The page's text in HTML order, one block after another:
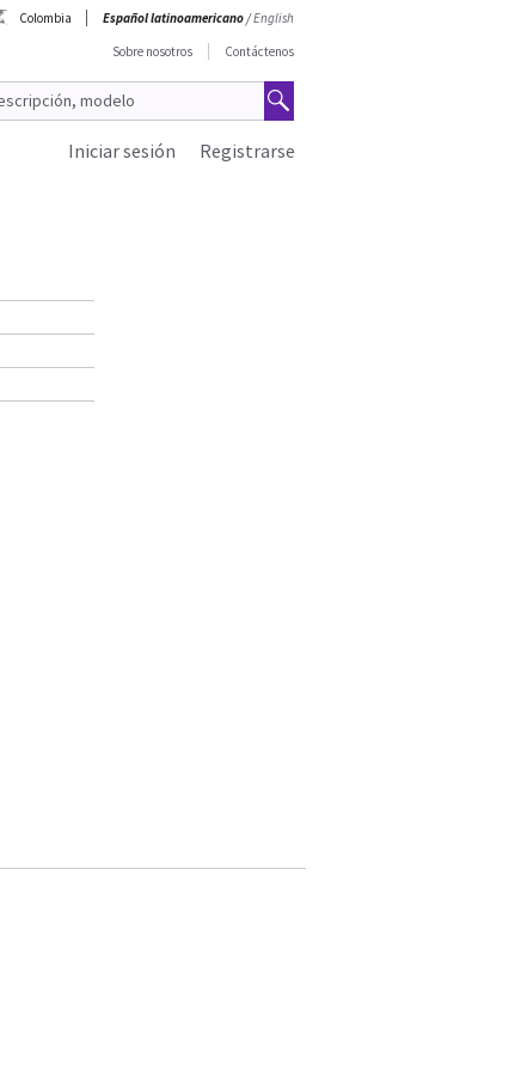
Colombia Español latinoamericano/English
Sobre nosotros
Contáctenos
Registrarse
Iniciar sesión